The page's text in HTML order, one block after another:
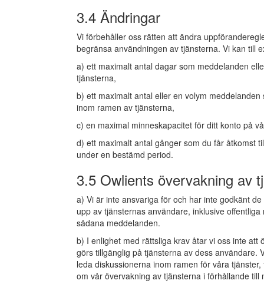
3.4 Ändringar
Vi förbehåller oss rätten att ändra
begränsa användningen av tjänsterna. Vi kan till
a) ett maximalt antal dagar som meddelanden
tjänsterna,
b) ett maximalt antal eller en volym
inom ramen av tjänsterna,
c) en maximal minneskapacitet för ditt konto på
d) ett maximalt antal gånger som du får åtkomst
under en bestämd period.
3.5 Owlients övervakning av
a) Vi är inte ansvariga för och har inte godkänt
upp av tjänsternas användare, inklusive
sådana meddelanden.
b) I enlighet med rättsliga krav åtar vi oss inte
görs tillgänglig på tjänsterna av dess användare.
leda diskussionerna inom ramen för våra
om vår övervakning av tjänsterna i förhållande